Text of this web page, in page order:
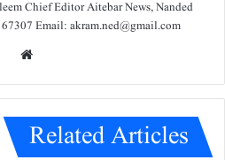
Chief Editor Aitebar News, Nanded
Email: akram.ned@gmail.com
e
Related Articles